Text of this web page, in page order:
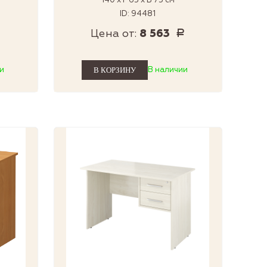
ID: 94481
Цена от: 8 563 Р
В наличии